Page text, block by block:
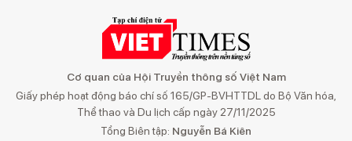
Cơ quan của Hội Truyền thông số Việt Nam
Giấy phép hoạt động báo chí số 165/GP-BVHTTDL do Bộ Văn hóa,
Thể thao và Du lịch cấp ngày 27/11/2025
Tổng Biên tập: Nguyễn Bá Kiên